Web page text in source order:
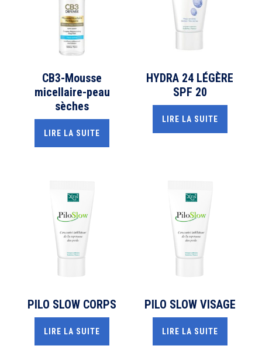
CB3-Mousse
micellaire-peau
sèches
LIRE LA SUITE
HYDRA 24 LÉGÈRE
SPF 20
LIRE LA SUITE
PILO SLOW CORPS
LIRE LA SUITE
PILO SLOW VISAGE
LIRE LA SUITE